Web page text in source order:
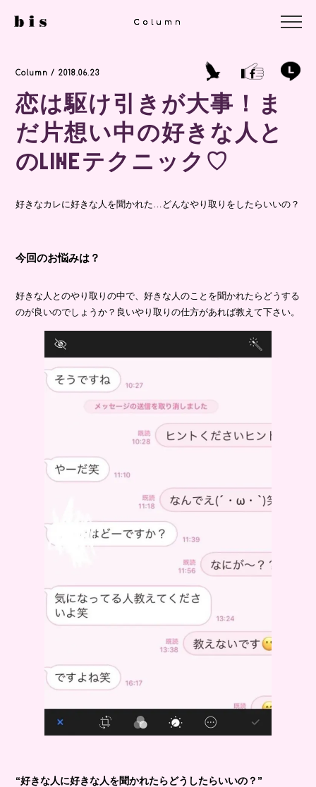
Column
Column / 2018.06.23
恋は駆け引きが大事！ま
だ片想い中の好きな人と
のLINEテクニック♡
好きなカレに好きな人を聞かれた…どんなやり取りをしたらいいの？
今回のお悩みは？
好きな人とのやり取りの中で、好きな人のことを聞かれたらどうする
のが良いのでしょうか？良いやり取りの仕方があれば教えて下さい。
“好きな人に好きな人を聞かれたらどうしたらいいの？”
Column
Column